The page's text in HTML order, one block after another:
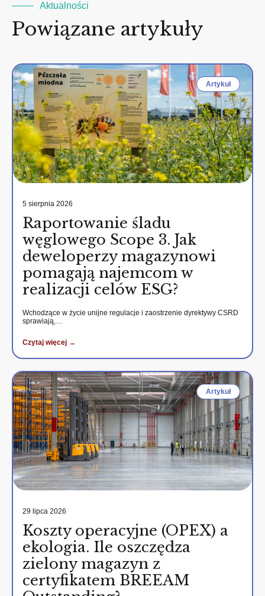
Aktualności
Powiązane artykuły
Artykuł
5 sierpnia 2026
Raportowanie śladu
węglowego Scope 3. Jak
deweloperzy magazynowi
pomagają najemcom w
realizacji celów ESG?
Wchodzące w życie unijne regulacje i zaostrzenie dyrektywy CSRD
sprawiają,…
Czytaj więcej →
Artykuł
29 lipca 2026
Koszty operacyjne (OPEX) a
ekologia. Ile oszczędza
zielony magazyn z
certyfikatem BREEAM